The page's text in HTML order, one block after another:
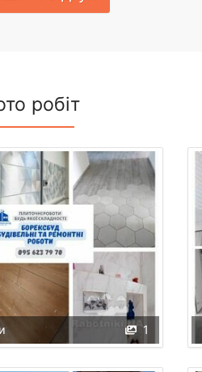
робіт
1